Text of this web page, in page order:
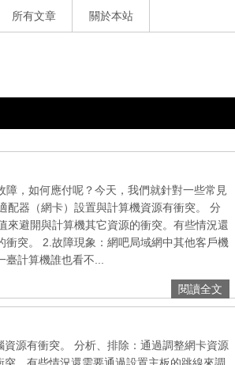
所有文章 關於本站
障，如何應付呢？今天，我們就針對一些常見
配器（網卡）設置與計算機資源有衝突。 分
來避開與計算機其它資源的衝突。有些情況還
突。 2.故障現象：網吧局域網中其他客戶機
計算機誰也看不...
閱讀全文
源有衝突。 分析、排除：通過調整網卡資源